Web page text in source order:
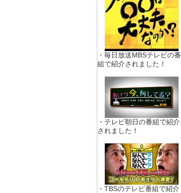
・毎日放送MBSテレビの番
組で紹介されました！
・テレビ朝日の番組で紹介
されました！
・TBSのテレビ番組で紹介